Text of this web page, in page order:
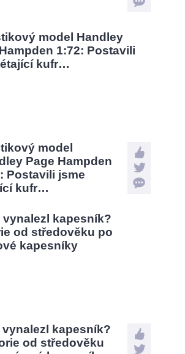
model
Page Hampden
Postavili jsme
kufr…
vynalezl kapesník?
od středověku